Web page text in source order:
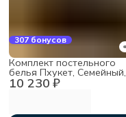
307 бонусов
10 230 ₽
Комплект постельного
белья Пхукет, Семейный,
мако-сатин